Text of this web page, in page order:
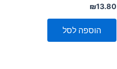
דורג
0
מתוך
₪13.80
הוספה לסל